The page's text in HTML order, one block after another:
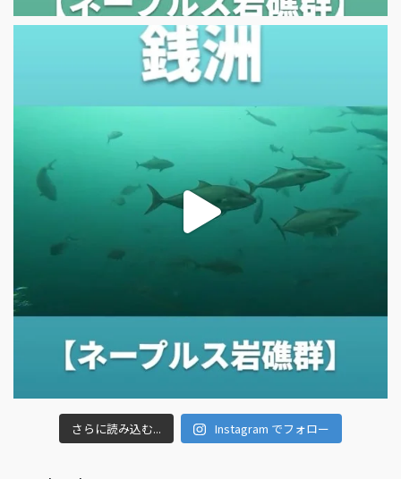
さらに読み込む... Instagram でフォロー